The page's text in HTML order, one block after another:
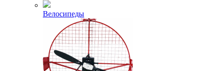
Велосипеды